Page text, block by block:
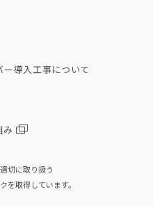
導入工事について
み
切に取り扱う
を取得しています。